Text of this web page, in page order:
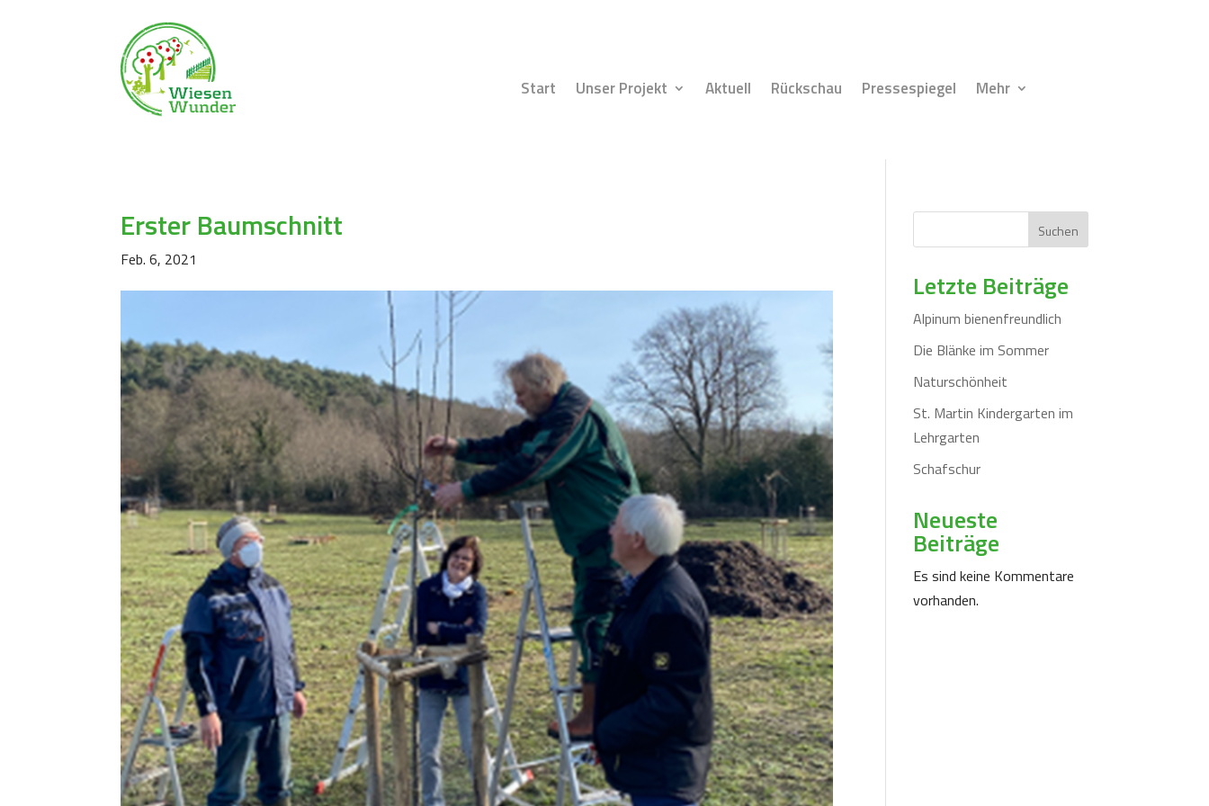
Start Unser Projekt Aktuell Rückschau Pressespiegel Mehr
Erster Baumschnitt
Feb. 6, 2021
Suchen
Letzte Beiträge
Alpinum bienenfreundlich
Die Blänke im Sommer
Naturschönheit
St. Martin Kindergarten im
Lehrgarten
Schafschur
Neueste
Beiträge
Es sind keine Kommentare
vorhanden.